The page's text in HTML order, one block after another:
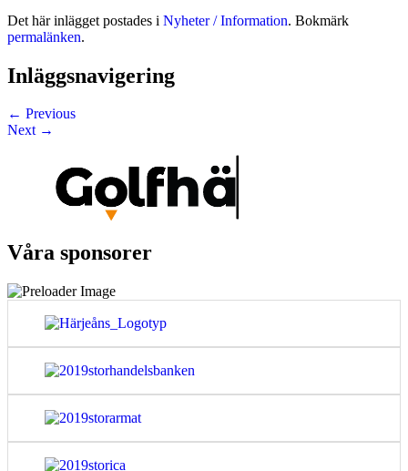
Det här inlägget postades i Nyheter / Information. Bokmärk
permalänken.
Inläggsnavigering
← Previous
Next →
Våra sponsorer